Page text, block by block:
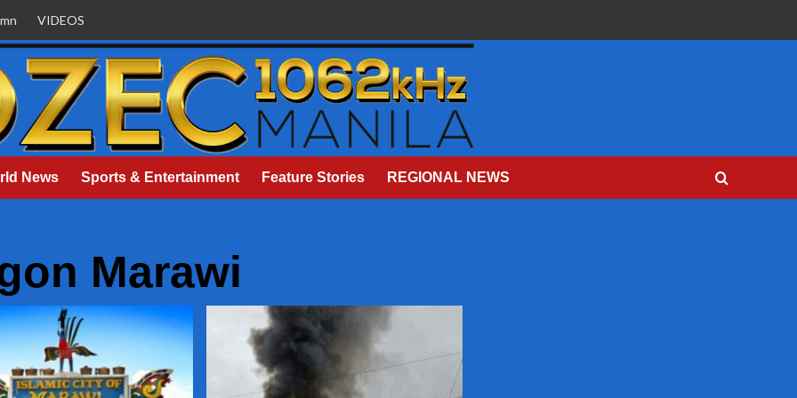
VIDEOS
News Sports & Entertainment Feature Stories REGIONAL NEWS
Marawi